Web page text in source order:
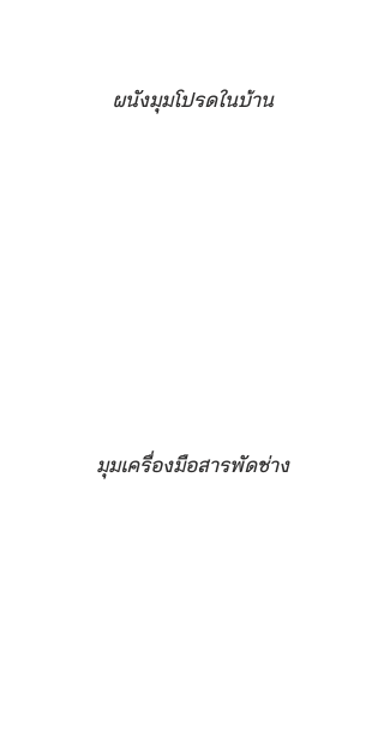
ผนังมุมโปรดในบ้าน
มุมเครื่องมือสารพัดช่าง